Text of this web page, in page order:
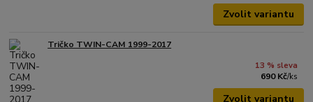
Zvolit variantu
Tričko TWIN-CAM 1999-2017
13 % sleva
690 Kč/ks
Zvolit variantu